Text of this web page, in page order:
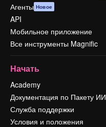
Агенты Новое
API
Мобильное приложение
Все инструменты Magnific
Начать
Academy
Документация по Пакету ИИ
Служба поддержки
Условия и положения